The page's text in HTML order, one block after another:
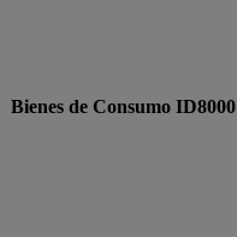
Bienes de Consumo ID8000